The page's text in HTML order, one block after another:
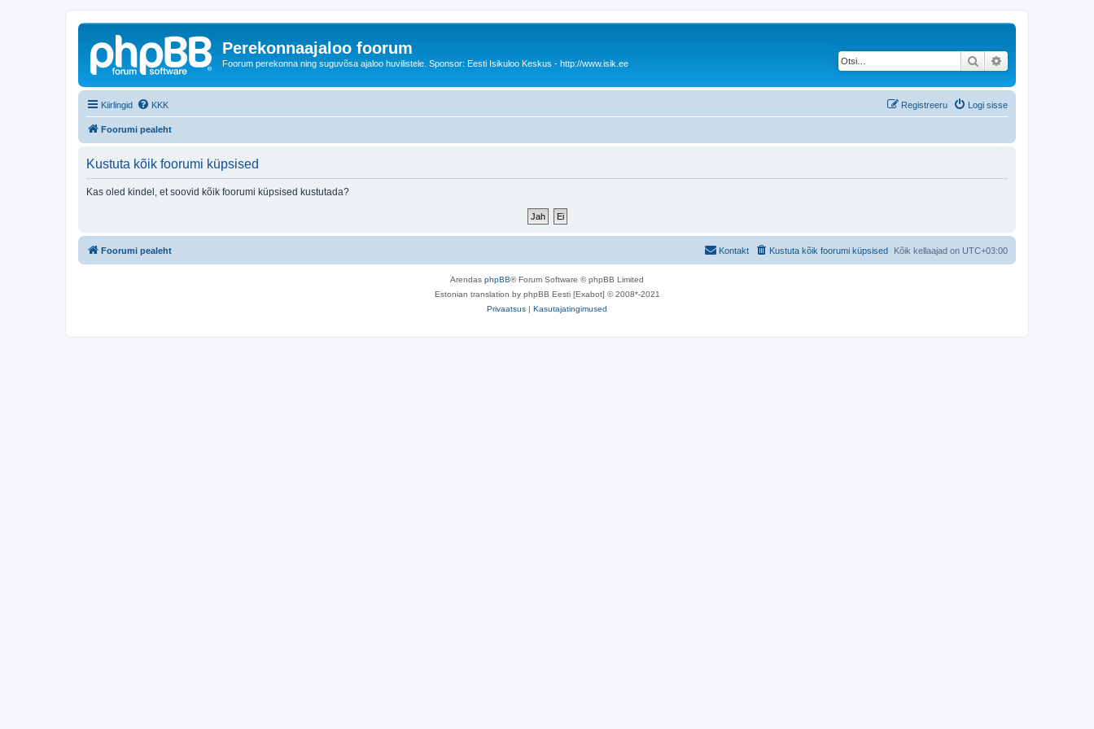
Perekonnaajaloo foorum
Foorum perekonna ning suguvõsa ajaloo huvilistele. Sponsor: Eesti Isikuloo Keskus - http://www.isik.ee Otsi
Kiirlingid KKK Logi sisse
Registreeru
Foorumi pealeht
Kustuta kõik foorumi küpsised
Kas oled kindel, et soovid kõik foorumi küpsised kustutada?
Foorumi pealeht Kõik kellaajad on UTC+03:00
Kustuta kõik foorumi küpsised
Kontakt
Arendas phpBB® Forum Software © phpBB Limited
Estonian translation by phpBB Eesti [Exabot] © 2008*-2021
Privaatsus | Kasutajatingimused